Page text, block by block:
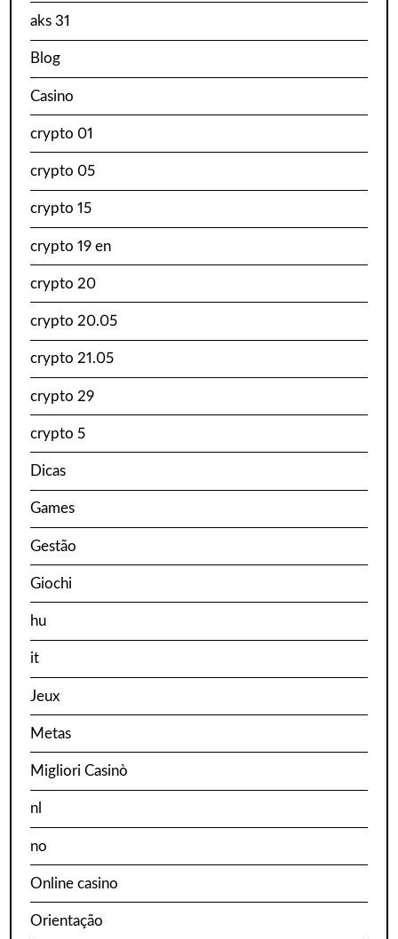
aks 31
Blog
Casino
crypto 01
crypto 05
crypto 15
crypto 19 en
crypto 20
crypto 20.05
crypto 21.05
crypto 29
crypto 5
Dicas
Games
Gestão
Giochi
hu
it
Jeux
Metas
Migliori Casinò
nl
no
Online casino
Orientação